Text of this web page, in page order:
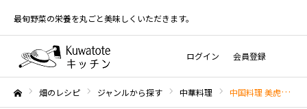
最旬野菜の栄養を丸ごと美味しくいただきます。
ログイン 会員登録
畑のレシピ ジャンルから探す 中華料理 中国料理 美虎五十嵐さんの【麻婆豆腐ドリア】相葉マナブくんやってみた！【リピ中】